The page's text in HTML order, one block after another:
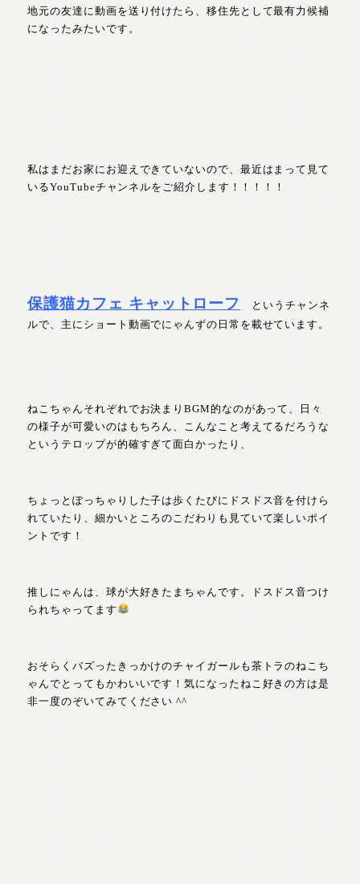
地元の友達に動画を送り付けたら、移住先として最有力候補
になったみたいです。
私はまだお家にお迎えできていないので、最近はまって見て
いるYouTubeチャンネルをご紹介します！！！！！
保護猫カフェ キャットローフ
というチャンネ
ルで、主にショート動画でにゃんずの日常を載せています。
ねこちゃんそれぞれでお決まりBGM的なのがあって、日々
の様子が可愛いのはもちろん、こんなこと考えてるだろうな
というテロップが的確すぎて面白かったり、
ちょっとぽっちゃりした子は歩くたびにドスドス音を付けら
れていたり、細かいところのこだわりも見ていて楽しいポイ
ントです！
推しにゃんは、球が大好きたまちゃんです。ドスドス音つけ
られちゃってます
おそらくバズったきっかけのチャイガールも茶トラのねこち
ゃんでとってもかわいいです！気になったねこ好きの方は是
非一度のぞいてみてください ^^